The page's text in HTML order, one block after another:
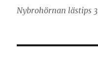
Nybrohörnan lästips 3